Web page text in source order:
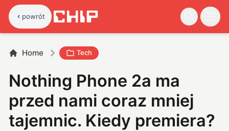
powrót
Home Tech
Nothing Phone 2a ma
przed nami coraz mniej
tajemnic. Kiedy premiera?